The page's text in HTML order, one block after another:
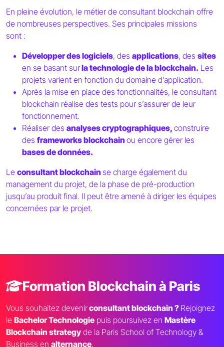
En pleine évolution, le métier de consultant blockchain offre
de nombreuses perspectives. Ses principales missions
sont :
Développer des logiciels, des applications, des sites
en se basant surla technologie de la blockchain. Les
projets varient en fonction du domaine d’application.
Après la mise en place des fonctionnalités, le consultant
blockchain réalise des tests pour s’assurer de leur
fonctionnement.
Réaliser des analyses cryptographiques, construire
des frameworks blockchain ou encore gérer les
bases de données.
Le consultant blockchain se charge également du
management du projet, de la phase de pré-production
jusqu’au produit final. Il peut être amené à diriger les équipes
concernées par le projet.
Formation Blockchain à Paris
Vous souhaitez devenirconsultant blockchain ? Rejoignez
le Bachelor Technologie puis poursuivez en Mastère
Blockchain strategy de la Paris School of Technology &
Business en alternance.